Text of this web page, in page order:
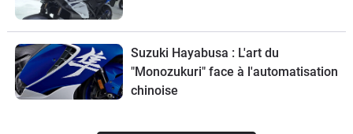
Suzuki Hayabusa : L'art du
"Monozukuri" face à l'automatisation
chinoise